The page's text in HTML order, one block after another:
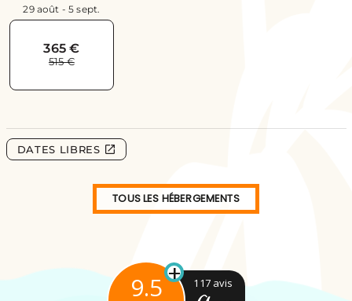
TOUS LES HÉBERGEMENTS
9.5+ 117 avis